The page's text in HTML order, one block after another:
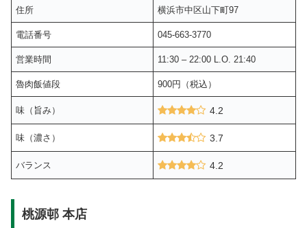
住所 横浜市中区山下町97
電話番号 045-663-3770
営業時間 11:30 – 22:00 L.O. 21:40
魯肉飯値段 900円（税込）
味（旨み） 4.2
味（濃さ） 3.7
バランス 4.2
桃源邨 本店